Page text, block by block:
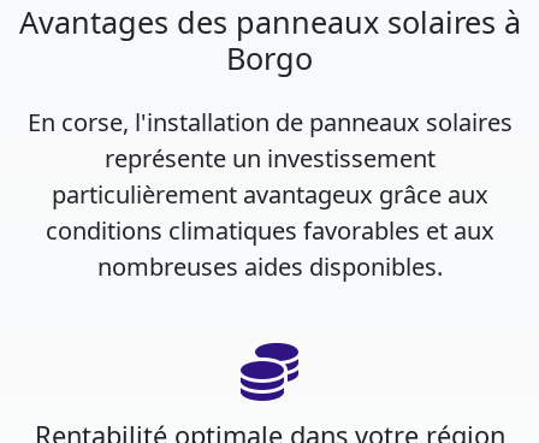
Avantages des panneaux solaires à
Borgo
En corse, l'installation de panneaux solaires
représente un investissement
particulièrement avantageux grâce aux
conditions climatiques favorables et aux
nombreuses aides disponibles.
Rentabilité optimale dans votre région